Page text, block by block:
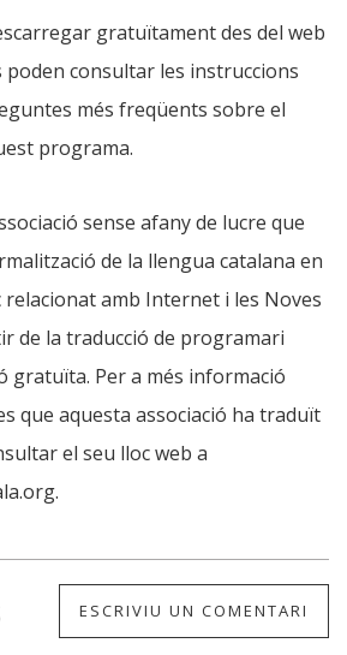
gratuïtament des del web
poden consultar les instruccions
més freqüents sobre el
programa.
sense afany de lucre que
de la llengua catalana en
amb Internet i les Noves
de la traducció de programari
gratuïta. Per a més informació
que aquesta associació ha traduït
el seu lloc web a
ESCRIVIU UN COMENTARI